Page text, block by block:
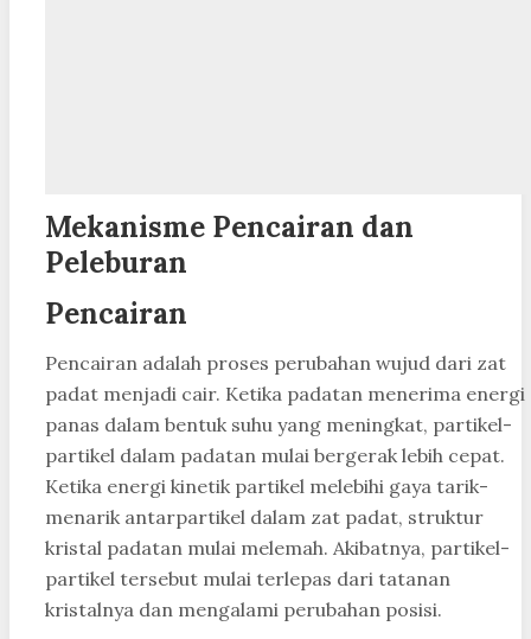
Mekanisme Pencairan dan
Peleburan
Pencairan
Pencairan adalah proses perubahan wujud dari zat
padat menjadi cair. Ketika padatan menerima energi
panas dalam bentuk suhu yang meningkat, partikel-
partikel dalam padatan mulai bergerak lebih cepat.
Ketika energi kinetik partikel melebihi gaya tarik-
menarik antarpartikel dalam zat padat, struktur
kristal padatan mulai melemah. Akibatnya, partikel-
partikel tersebut mulai terlepas dari tatanan
kristalnya dan mengalami perubahan posisi.